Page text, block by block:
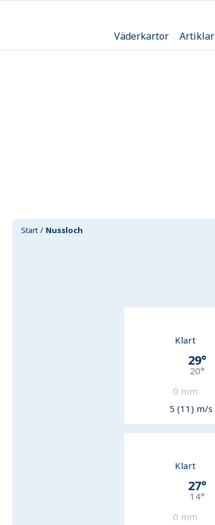
Väderkartor Artiklar
Start Nussloch
Klart
29°
20°
0 mm
5 (11) m/s
Klart
27°
14°
0 mm